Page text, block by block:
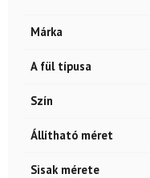
Márka
A fül típusa
Szín
Állítható méret
Sisak mérete